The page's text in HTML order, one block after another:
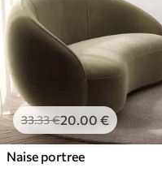
33.33€20.00 €
Naise portree